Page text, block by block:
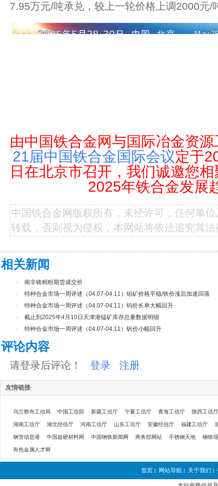
7.95万元/吨承兑，较上一轮价格上调2000元/
由中国铁合金网与国际冶金资
21届中国铁合金国际会议定于
日在北京市召开，我们诚邀您
2025年铁合金发展
中国铁合金网版权所有，未经许可，任何单
转载，否则视为侵权，本网站将依法追究其
相关新闻
·
南非铬精粉期货成交价
·
特种合金市场一周评述（04.07-04.11）钼矿价格平稳/铁价涨后加速回落
·
特种合金市场一周评述（04.07-04.11）钨价长单大幅回升
·
截止到2025年4月10日天津港锰矿库存总量数据明细
·
特种合金市场一周评述（04.07-04.11）钒价小幅回升
评论内容
请登录后评论！ 登录 注册
友情链接
乌兰察布工信局 中国工信部 新疆工信厅 宁夏工信厅 青海工信厅 陕西工信厅
湖南工信厅 湖北经信厅 河南工信厅 山东工信厅 安徽经信厅 福建工信厅
钢管信息港 中国超硬材料网 中国钢铁新闻网 商务部网站 不锈钢天地 钢铁
有色金属人才网
首页 | 网站导航 | 关于我们 |